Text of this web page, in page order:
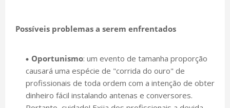
Possíveis problemas a serem enfrentados
Oportunismo: um evento de tamanha proporção
causará uma espécie de "corrida do ouro" de
profissionais de toda ordem com a intenção de obter
dinheiro fácil instalando antenas e conversores.